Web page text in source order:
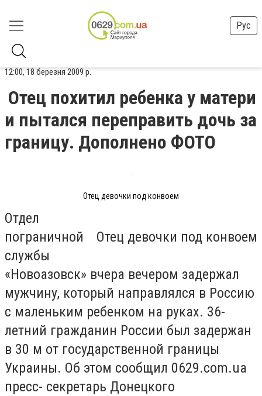
Рус
12:00, 18 березня 2009 р.
Отец похитил ребенка у матери
и пытался переправить дочь за
границу. Дополнено ФОТО
Отец девочки под конвоем
Отец девочки под конвоем
Отдел
пограничной
службы
«Новоазовск» вчера вечером задержал
мужчину, который направлялся в Россию
с маленьким ребенком на руках. 36-
летний гражданин России был задержан
в 30 м от государственной границы
Украины. Об этом сообщил 0629.com.ua
пресс- секретарь Донецкого